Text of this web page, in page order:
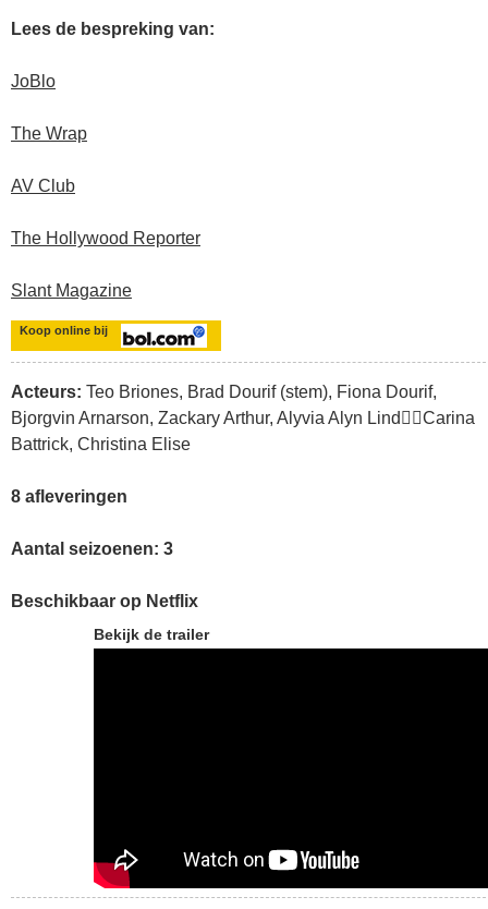
Lees de bespreking van:
JoBlo
The Wrap
AV Club
The Hollywood Reporter
Slant Magazine
Koop online bij
Acteurs: Teo Briones, Brad Dourif (stem), Fiona Dourif,
Bjorgvin Arnarson, Zackary Arthur, Alyvia Alyn LindCarina
Battrick, Christina Elise
8 afleveringen
Aantal seizoenen: 3
Beschikbaar op Netflix
Bekijk de trailer